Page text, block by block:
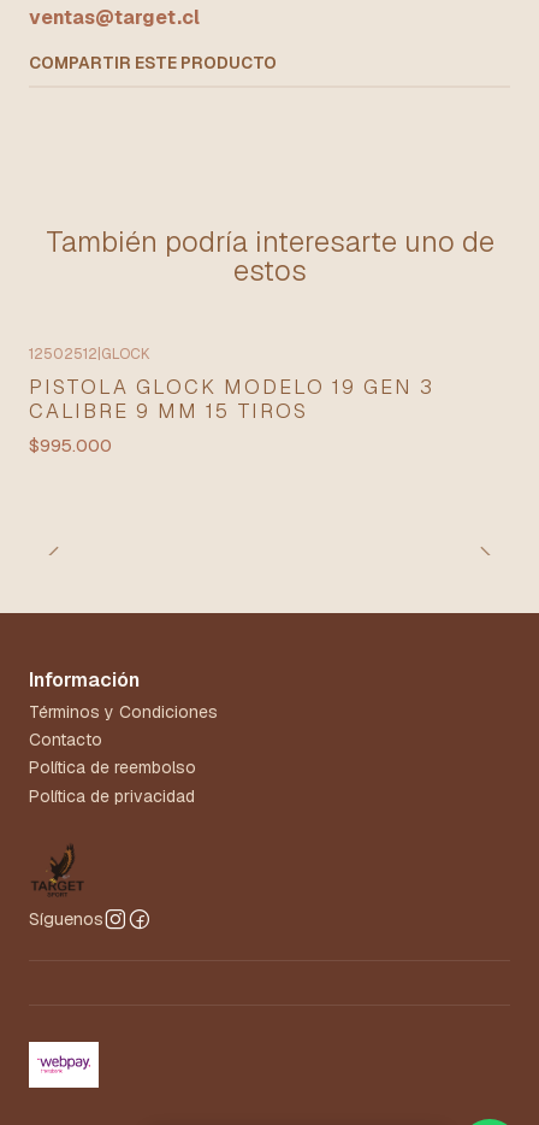
ventas@target.cl
COMPARTIR ESTE PRODUCTO
También podría interesarte uno de
estos
12502512 GLOCK
PISTOLA GLOCK MODELO 19 GEN 3
CALIBRE 9 MM 15 TIROS
$995.000
Información
Términos y Condiciones
Contacto
Política de reembolso
Política de privacidad
Síguenos